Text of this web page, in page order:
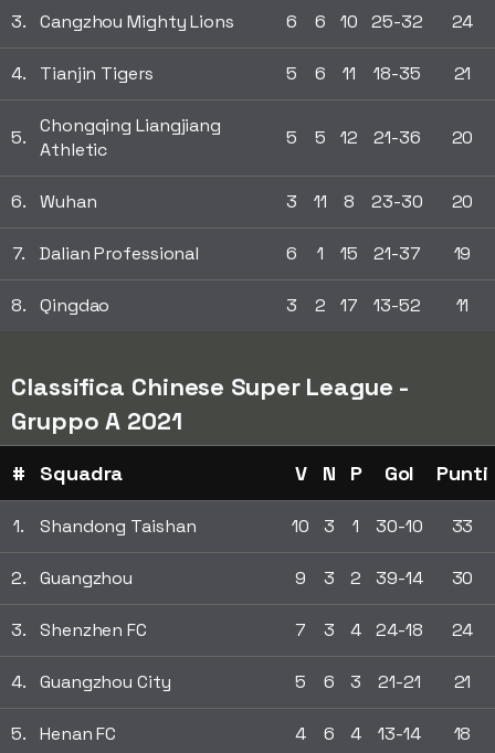
3. Cangzhou Mighty Lions 6 6 10 25-32 24
4. Tianjin Tigers 5 6 11 18-35 21
5.
Chongqing Liangjiang
Athletic
5 5 12 21-36 20
6. Wuhan 3 11 8 23-30 20
7. Dalian Professional 6 1 15 21-37 19
8. Qingdao 3 2 17 13-52 11
Classifica Chinese Super League -
Gruppo A 2021
# Squadra V N P Gol Punti
1. Shandong Taishan 10 3 1 30-10 33
2. Guangzhou 9 3 2 39-14 30
3. Shenzhen FC 7 3 4 24-18 24
4. Guangzhou City 5 6 3 21-21 21
5. Henan FC 4 6 4 13-14 18